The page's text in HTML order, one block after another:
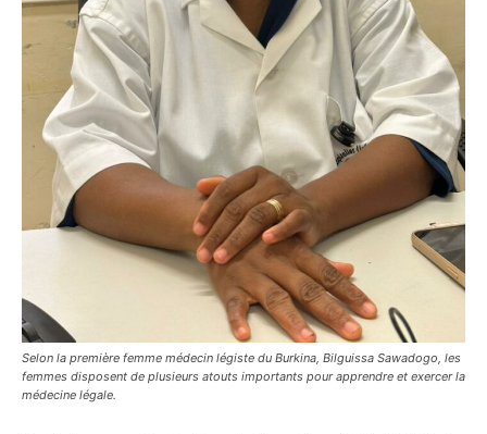
Selon la première femme médecin légiste du Burkina, Bilguissa Sawadogo, les
femmes disposent de plusieurs atouts importants pour apprendre et exercer la
médecine légale.